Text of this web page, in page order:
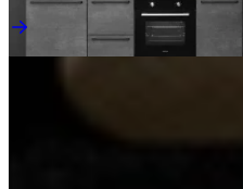
€ 4.995,-
Direct leverbaar